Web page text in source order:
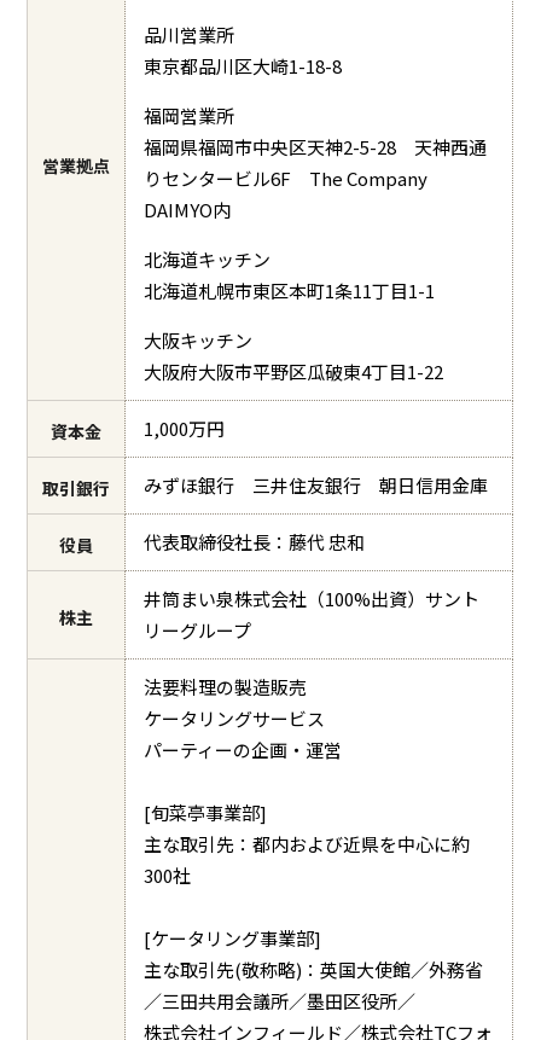
営業拠点
品川営業所
東京都品川区大崎1-18-8
福岡営業所
福岡県福岡市中央区天神2-5-28 天神西通
りセンタービル6F The Company
DAIMYO内
北海道キッチン
北海道札幌市東区本町1条11丁目1-1
大阪キッチン
大阪府大阪市平野区瓜破東4丁目1-22
資本金 1,000万円
取引銀行 みずほ銀行 三井住友銀行 朝日信用金庫
役員 代表取締役社長：藤代 忠和
株主
井筒まい泉株式会社（100%出資）サント
リーグループ
法要料理の製造販売
ケータリングサービス
パーティーの企画・運営
[旬菜亭事業部]
主な取引先：都内および近県を中心に約
300社
[ケータリング事業部]
主な取引先(敬称略)：英国大使館／外務省
／三田共用会議所／墨田区役所／
株式会社インフィールド／株式会社TCフォ